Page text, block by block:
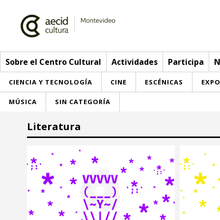
Sobre el Centro Cultural Actividades Participa
CIENCIA Y TECNOLOGÍA CINE ESCÉNICAS
MÚSICA SIN CATEGORÍA
Sobre el Centro Cultural
Red AECID
Equipo
Instalaciones
> Ir a Actividades
Esta semana
Inscripciones
Participa
Envíanos tu propuesta
Buzón de sugerencias
Convocatorias
Literatura